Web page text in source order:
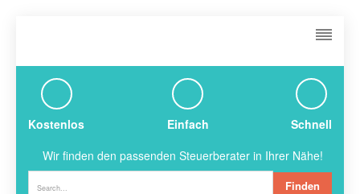
Kostenlos Einfach
Schnell
Wir finden den passenden Steuerberater in Ihrer Nähe!
Finden